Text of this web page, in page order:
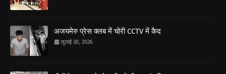
अजयमेरु प्रेस क्लब में चोरी CCTV में कैद
जुलाई 30, 2026